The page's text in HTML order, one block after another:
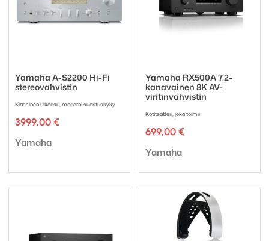
Yamaha A-S2200 Hi-Fi
stereovahvistin
Klassinen ulkoasu, moderni suorituskyky
3999,00 €
Tuotemerkki:
Yamaha
Yamaha RX500A 7.2-
kanavainen 8K AV-
viritinvahvistin
Kotiteatteri, joka toimii
699,00 €
Tuotemerkki:
Yamaha